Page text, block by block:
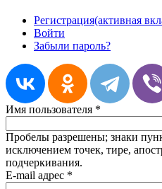
Регистрация(активная
Войти
Забыли пароль?
Имя пользователя *
Пробелы разрешены; знаки
исключением точек, тире,
подчеркивания.
E-mail адрес *